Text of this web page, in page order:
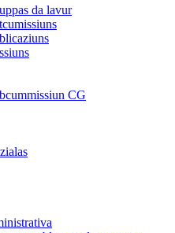
da lavur
CG